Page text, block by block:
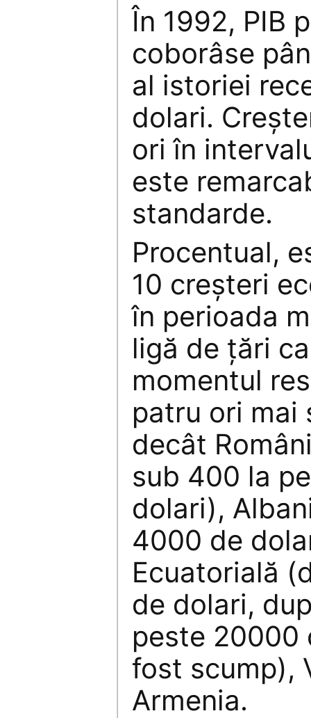
În 1992, PIB
coborâse
al istoriei
dolari.
ori în
este
standarde.
Procentual,
10 creșteri
în perioada
ligă de țări
momentul
patru ori mai
decât
sub 400 la
dolari),
4000 de
Ecuatorială
de dolari,
peste 20000
fost scump),
Armenia.